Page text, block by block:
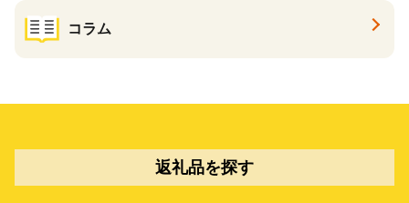
コラム
返礼品を探す